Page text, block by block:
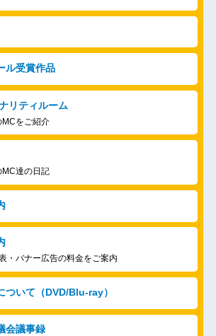
ル受賞作品
リティルーム
をご紹介
達の日記
・バナー広告の料金をご案内
ついて（DVD/Blu-ray）
会議事録